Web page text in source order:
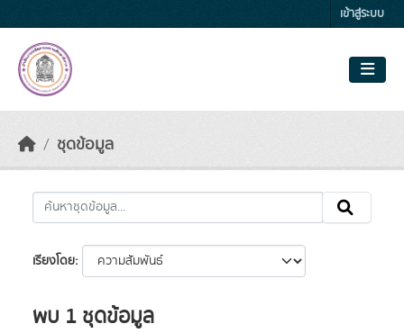
เข้าสู่ระบบ
ชุดข้อมูล
เรียงโดย
พบ 1 ชุดข้อมูล